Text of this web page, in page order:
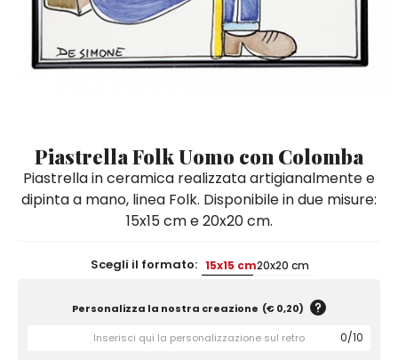
Piastrella Folk Uomo con Colomba
Piastrella in ceramica realizzata artigianalmente e
dipinta a mano, linea Folk. Disponibile in due misure:
15x15 cm e 20x20 cm.
Scegli il formato: 15x15 cm20x20 cm
Personalizza la nostra creazione (€ 0,20)
0/10
Quadri e Pannelli per Pareti
Scatole
Tegamini
Portatovaglioli
Sale e Pepe - Olio e Aceto
Set Sushi
Sottopentola & Sottobottiglia
Tazzine da Caffè con Piattino
Tegami e Zuppiere
De Simone per Giusina
Tozzetti
Vasi Mignon
Secchielli Portaghiaccio
Servizi di Piatti
Tazzine da Caffè con Piattino
Tegami e Zuppiere
Teiere
Tovagliette Americane & Sottopiatti
Secchielli Portaghiaccio
Servizi di Piatti
Tazzine da Caffè con Piattino
Tegami e Zuppiere
Teiere
Tovagliette Americane & Sottopiatti